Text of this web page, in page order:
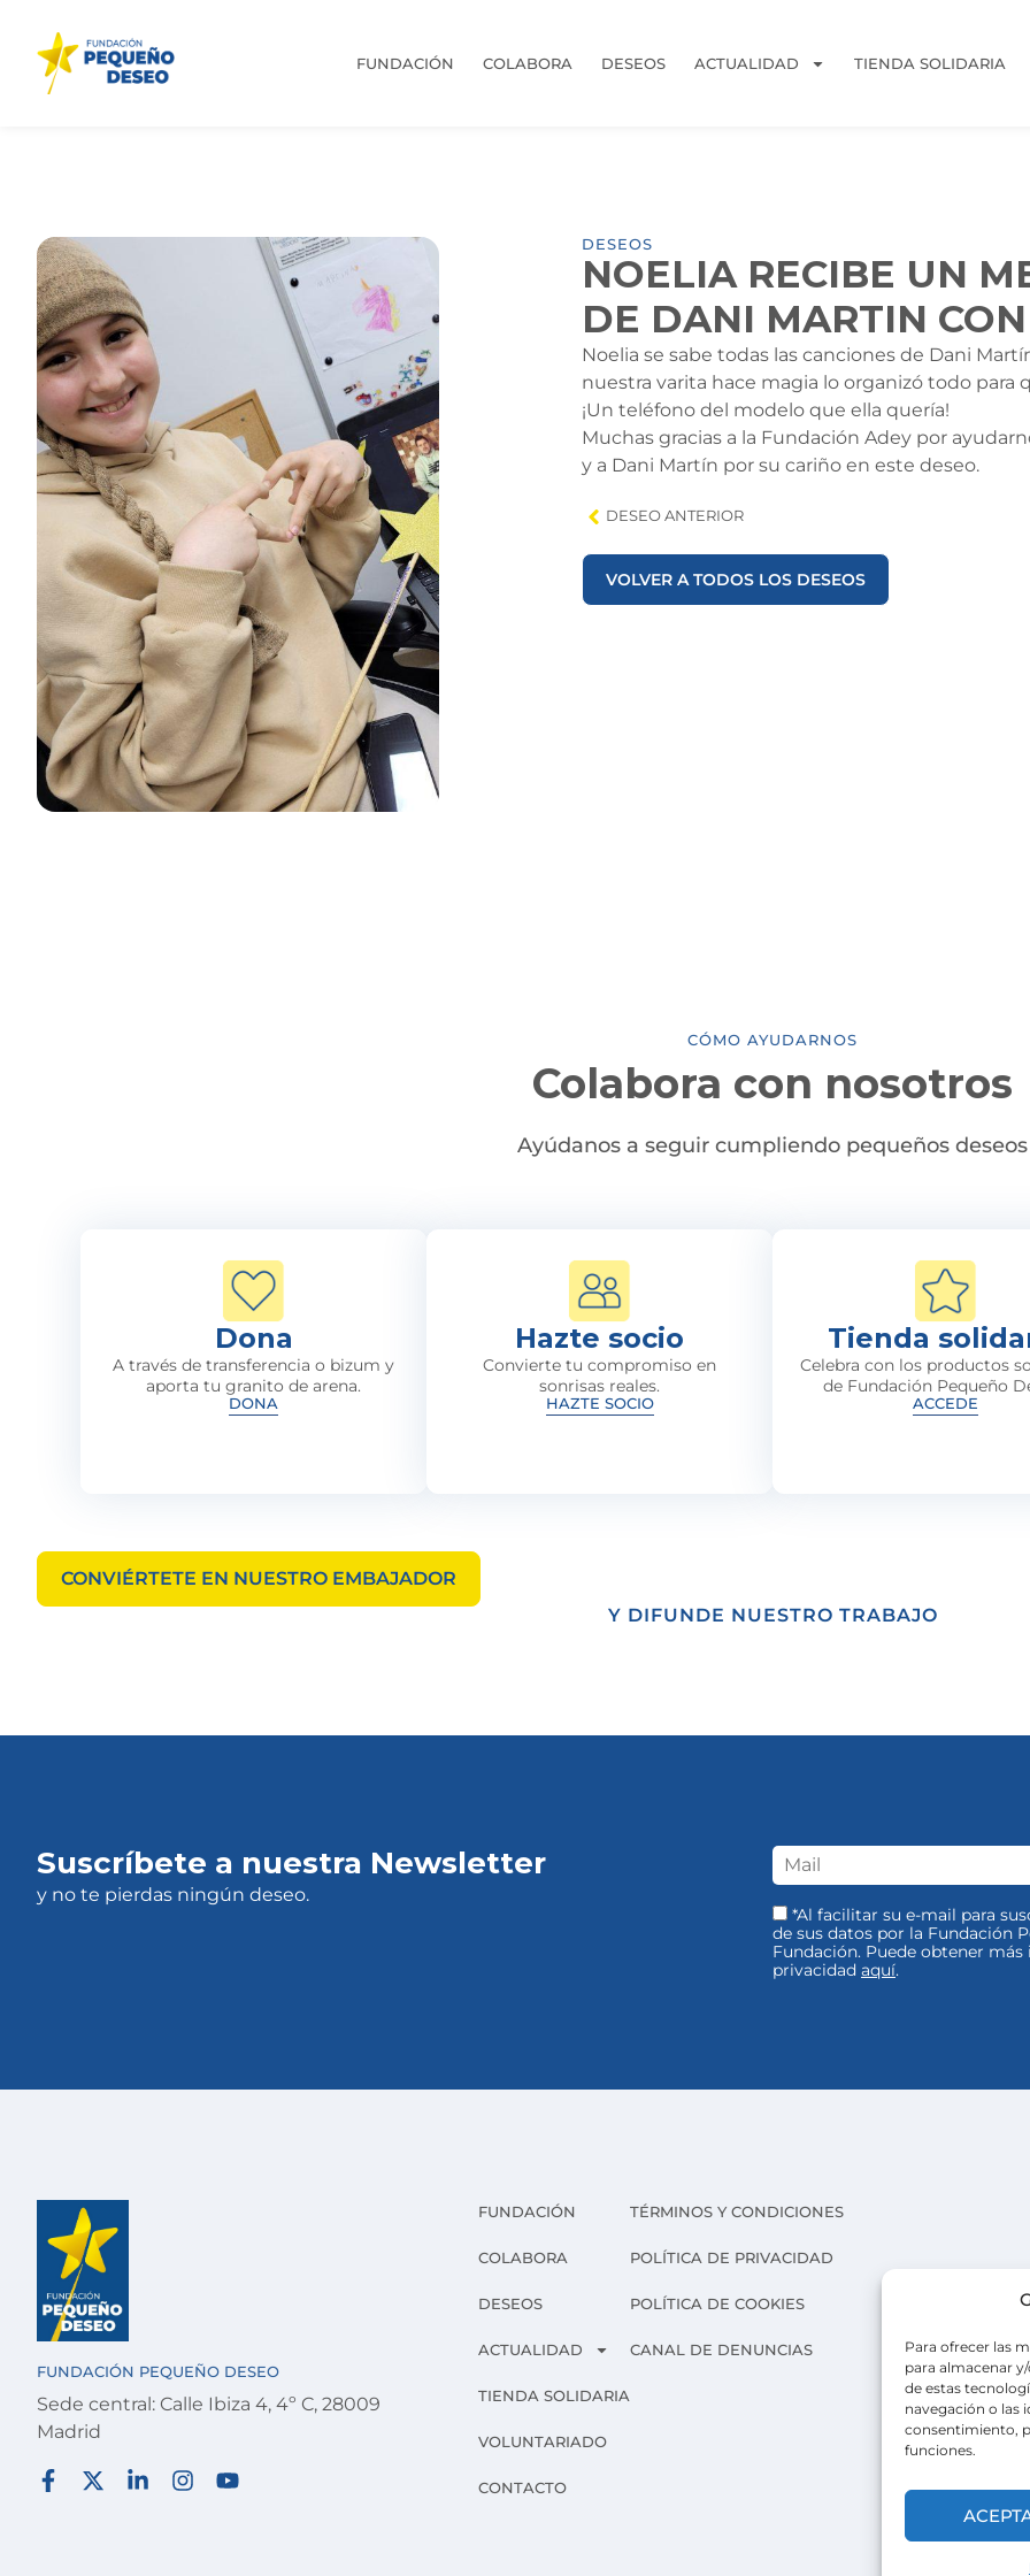
Para ofrecer las
para almacenar
de estas
navegación o las
consentimiento,
funciones.
FUNDACIÓN COLABORA DESEOS ACTUALIDAD TIENDA SOLIDARIA
DESEOS
NOELIA RECIBE UN
DE DANI MARTIN
Noelia se sabe todas las canciones de Dani
nuestra varita hace magia lo organizó todo
¡Un teléfono del modelo que ella quería!
Muchas gracias a la Fundación Adey por
y a Dani Martín por su cariño en este deseo.
DESEO ANTERIOR
VOLVER A TODOS LOS DESEOS
CÓMO AYUDARNOS
Colabora con nosotros
Ayúdanos a seguir cumpliendo pequeños deseos
Dona
A través de transferencia o bizum y
aporta tu granito de arena.
DONA
Hazte socio
Convierte tu compromiso en
sonrisas reales.
HAZTE SOCIO
Tienda
Celebra con los productos
de Fundación Pequeño
ACCEDE
CONVIÉRTETE EN NUESTRO EMBAJADOR
Y DIFUNDE NUESTRO TRABAJO
Suscríbete a nuestra Newsletter
y no te pierdas ningún deseo.
*Al facilitar su e-mail para
de sus datos por la Fundación
Fundación. Puede obtener
privacidad aquí.
FUNDACIÓN PEQUEÑO DESEO
Sede central: Calle Ibiza 4, 4º C, 28009
Madrid
FUNDACIÓN
COLABORA
DESEOS
ACTUALIDAD
TIENDA SOLIDARIA
VOLUNTARIADO
CONTACTO
TÉRMINOS Y CONDICIONES
POLÍTICA DE PRIVACIDAD
POLÍTICA DE COOKIES
CANAL DE DENUNCIAS